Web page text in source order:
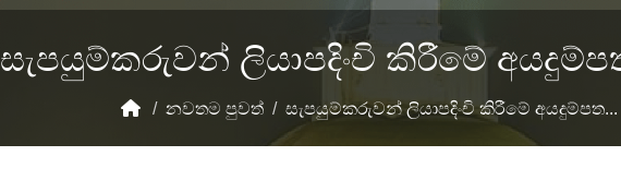
සැපයුම්කරුවන් ලියාපදිංචි කිරීමේ
/ නවතම පුවත් / සැපයුම්කරුවන් ලියාපදිංචි කිරීමේ අයදුම්පත...